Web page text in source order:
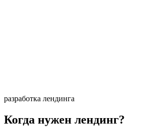
разработка лендинга
Когда нужен лендинг?